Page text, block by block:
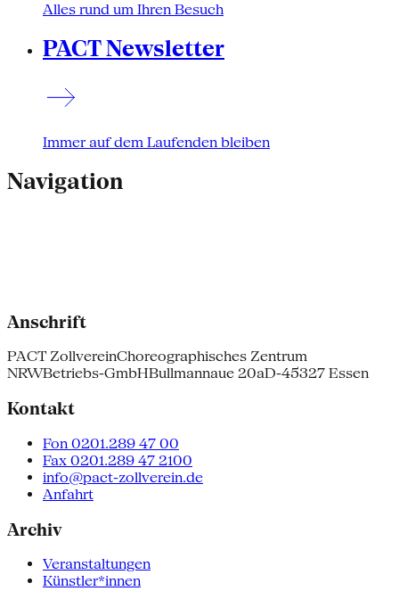
Alles rund um Ihren Besuch
PACT Newsletter
Immer auf dem Laufenden bleiben
Navigation
Anschrift
PACT ZollvereinChoreographisches Zentrum
NRWBetriebs-GmbHBullmannaue 20aD-45327 Essen
Kontakt
Fon 0201.289 47 00
Fax 0201.289 47 2100
info@pact-zollverein.de
Anfahrt
Archiv
Veranstaltungen
Künstler*innen